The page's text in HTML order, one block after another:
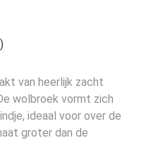
van heerlijk zacht
wolbroek vormt zich
ideaal voor over de
groter dan de